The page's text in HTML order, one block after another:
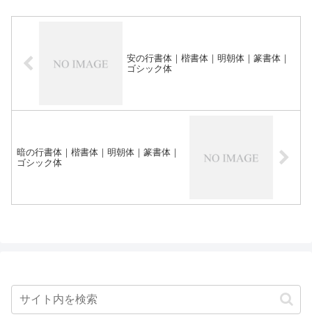
安の行書体｜楷書体｜明朝体｜篆書体｜
ゴシック体
暗の行書体｜楷書体｜明朝体｜篆書体｜
ゴシック体